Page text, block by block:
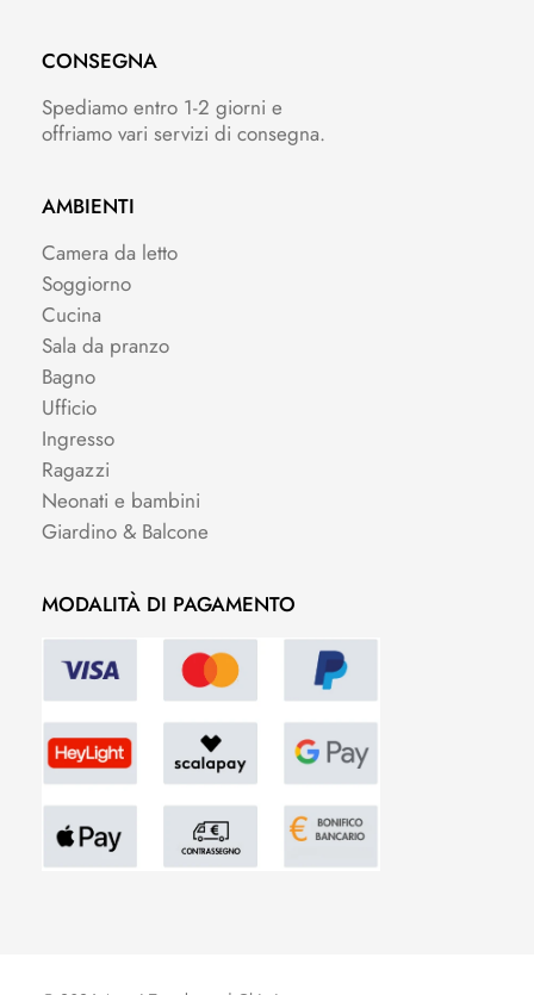
CONSEGNA
Spediamo entro 1-2 giorni e
offriamo vari servizi di consegna.
AMBIENTI
Camera da letto
Soggiorno
Cucina
Sala da pranzo
Bagno
Ufficio
Ingresso
Ragazzi
Neonati e bambini
Giardino & Balcone
MODALITÀ DI PAGAMENTO